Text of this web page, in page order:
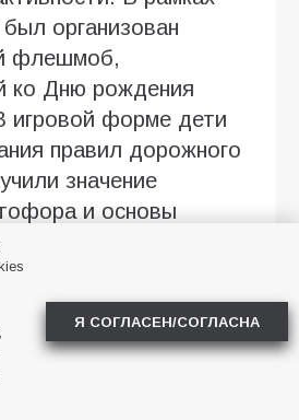
организован
флешмоб,
ко Дню рождения
игровой форме дети
правил дорожного
значение
и основы
на улице.
младших групп
в
форме,
эффективно
сведения о
Я СОГЛАСЕН/СОГЛАСНА